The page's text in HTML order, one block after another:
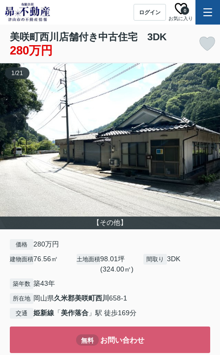
ログイン
お気に入り
0
美咲町西川店舗付き中古住宅 3DK
280万円
【その他】
1/21
価格 280万円
建物面積76.56㎡ 土地面積98.01坪
(324.00㎡)
間取り 3DK
築年数 築43年
所在地 岡山県久米郡美咲町西川 658-1
交通 姫新線 「美作落合 」駅 徒歩169分
無料 お問い合わせ